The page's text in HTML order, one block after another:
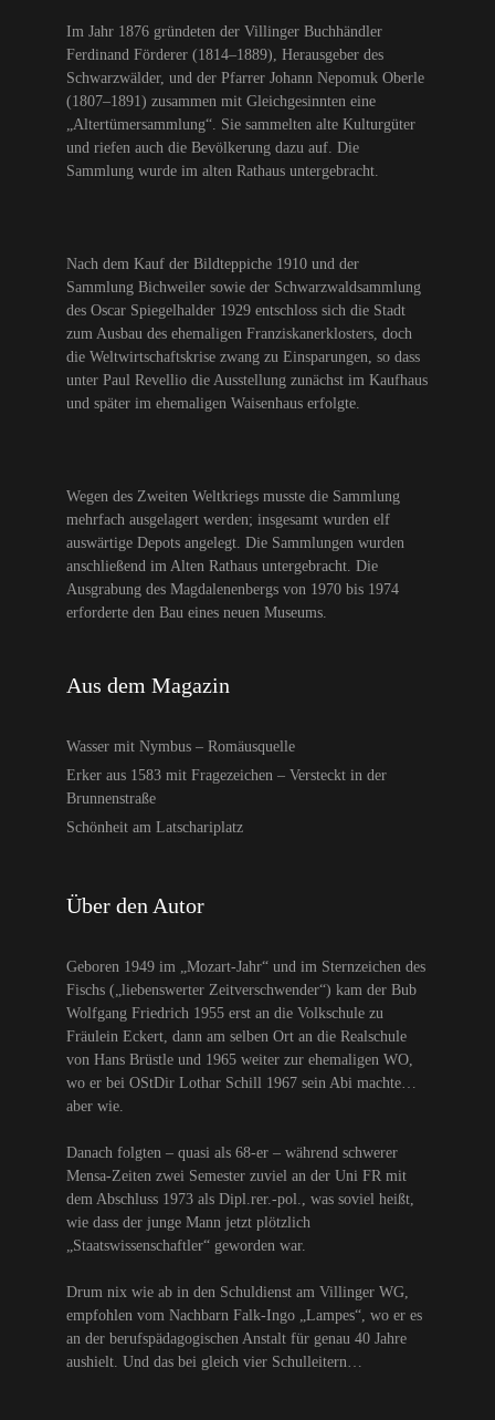
Im Jahr 1876 gründeten der Villinger Buchhändler
Ferdinand Förderer (1814–1889), Herausgeber des
Schwarzwälder, und der Pfarrer Johann Nepomuk Oberle
(1807–1891) zusammen mit Gleichgesinnten eine
„Altertümersammlung“. Sie sammelten alte Kulturgüter
und riefen auch die Bevölkerung dazu auf. Die
Sammlung wurde im alten Rathaus untergebracht.
Nach dem Kauf der Bildteppiche 1910 und der
Sammlung Bichweiler sowie der Schwarzwaldsammlung
des Oscar Spiegelhalder 1929 entschloss sich die Stadt
zum Ausbau des ehemaligen Franziskanerklosters, doch
die Weltwirtschaftskrise zwang zu Einsparungen, so dass
unter Paul Revellio die Ausstellung zunächst im Kaufhaus
und später im ehemaligen Waisenhaus erfolgte.
Wegen des Zweiten Weltkriegs musste die Sammlung
mehrfach ausgelagert werden; insgesamt wurden elf
auswärtige Depots angelegt. Die Sammlungen wurden
anschließend im Alten Rathaus untergebracht. Die
Ausgrabung des Magdalenenbergs von 1970 bis 1974
erforderte den Bau eines neuen Museums.
Aus dem Magazin
Wasser mit Nymbus – Romäusquelle
Erker aus 1583 mit Fragezeichen – Versteckt in der
Brunnenstraße
Schönheit am Latschariplatz
Über den Autor
Geboren 1949 im „Mozart-Jahr“ und im Sternzeichen des
Fischs („liebenswerter Zeitverschwender“) kam der Bub
Wolfgang Friedrich 1955 erst an die Volkschule zu
Fräulein Eckert, dann am selben Ort an die Realschule
von Hans Brüstle und 1965 weiter zur ehemaligen WO,
wo er bei OStDir Lothar Schill 1967 sein Abi machte…
aber wie.
Danach folgten – quasi als 68-er – während schwerer
Mensa-Zeiten zwei Semester zuviel an der Uni FR mit
dem Abschluss 1973 als Dipl.rer.-pol., was soviel heißt,
wie dass der junge Mann jetzt plötzlich
„Staatswissenschaftler“ geworden war.
Drum nix wie ab in den Schuldienst am Villinger WG,
empfohlen vom Nachbarn Falk-Ingo „Lampes“, wo er es
an der berufspädagogischen Anstalt für genau 40 Jahre
aushielt. Und das bei gleich vier Schulleitern…